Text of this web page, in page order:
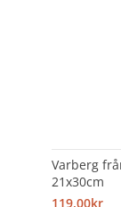
Varberg
21x30cm
119,00kr